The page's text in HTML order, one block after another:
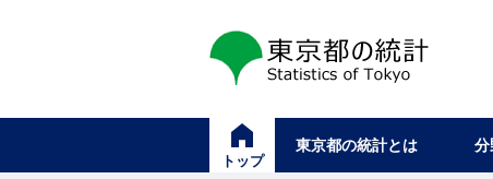
東京都の統計
トップ
東京都の統計とは 分